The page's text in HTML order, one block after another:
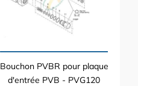
Bouchon PVBR pour plaque
d'entrée PVB - PVG120